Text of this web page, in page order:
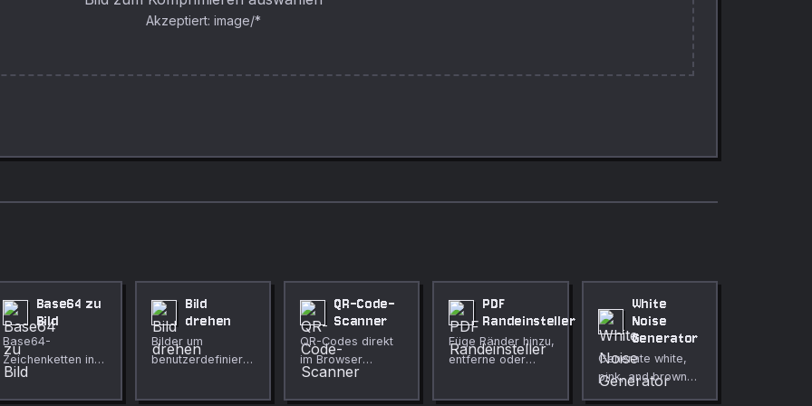
Akzeptiert: image/*
Base64 zu
Bild
Base64-
Zeichenketten in
Bilddateien
dekodieren.
Bild
drehen
Bilder um
benutzerdefinierte
QR-Code-
Scanner
QR-Codes direkt
im Browser
scannen – keine
App erforderlich.
PDF
Randeinsteller
Füge Ränder hinzu,
entferne oder
jeder Seite eines PDFs
White
Noise
Generator
Generate white,
pink, and brown